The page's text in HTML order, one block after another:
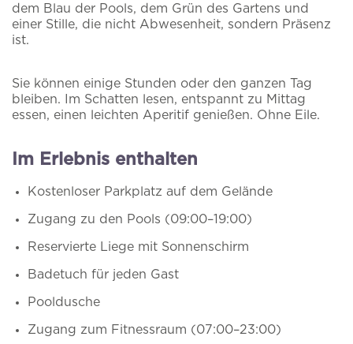
Home
dem Blau der Pools, dem Grün des Gartens und
einer Stille, die nicht Abwesenheit, sondern Präsenz
ist.
Sie können einige Stunden oder den ganzen Tag
bleiben. Im Schatten lesen, entspannt zu Mittag
essen, einen leichten Aperitif genießen. Ohne Eile.
Im Erlebnis enthalten
Kostenloser Parkplatz auf dem Gelände
Zugang zu den Pools (09:00–19:00)
Reservierte Liege mit Sonnenschirm
Badetuch für jeden Gast
Pooldusche
Zugang zum Fitnessraum (07:00–23:00)
Melden Sie sich für